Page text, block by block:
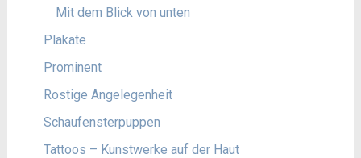
Mit dem Blick von unten
Plakate
Prominent
Rostige Angelegenheit
Schaufensterpuppen
Tattoos – Kunstwerke auf der Haut